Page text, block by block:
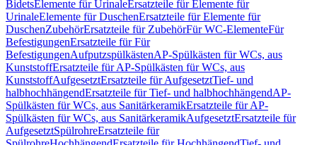
BidetsElemente für UrinaleErsatzteile für Elemente für
UrinaleElemente für DuschenErsatzteile für Elemente für
DuschenZubehörErsatzteile für ZubehörFür WC-ElementeFür
BefestigungenErsatzteile für Für
BefestigungenAufputzspülkästenAP-Spülkästen für WCs, aus
KunststoffErsatzteile für AP-Spülkästen für WCs, aus
KunststoffAufgesetztErsatzteile für AufgesetztTief- und
halbhochhängendErsatzteile für Tief- und halbhochhängendAP-
Spülkästen für WCs, aus SanitärkeramikErsatzteile für AP-
Spülkästen für WCs, aus SanitärkeramikAufgesetztErsatzteile für
AufgesetztSpülrohreErsatzteile für